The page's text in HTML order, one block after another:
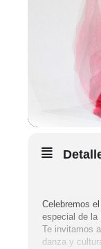
Celebremos
especial de la
Te invitamos
danza y